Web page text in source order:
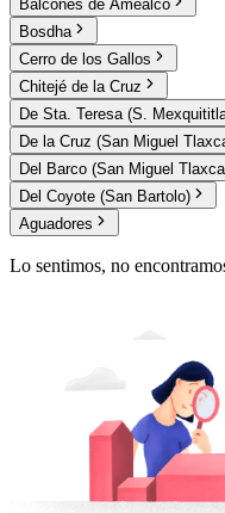
Balcones de Amealco
Bosdha
Cerro de los Gallos
Chitejé de la Cruz
De Sta. Teresa (S.
De la Cruz (San Miguel
Del Barco (San Miguel
Del Coyote (San Bartolo)
Aguadores
Lo sentimos, no